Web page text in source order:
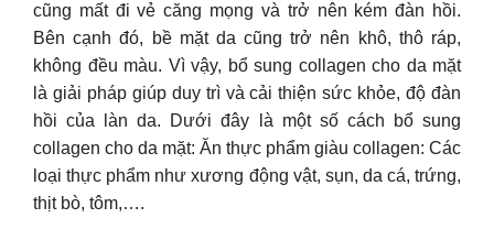
cũng mất đi vẻ căng mọng và trở nên kém đàn hồi.
Bên cạnh đó, bề mặt da cũng trở nên khô, thô ráp,
không đều màu. Vì vậy, bổ sung collagen cho da mặt
là giải pháp giúp duy trì và cải thiện sức khỏe, độ đàn
hồi của làn da. Dưới đây là một số cách bổ sung
collagen cho da mặt: Ăn thực phẩm giàu collagen: Các
loại thực phẩm như xương động vật, sụn, da cá, trứng,
thịt bò, tôm,….